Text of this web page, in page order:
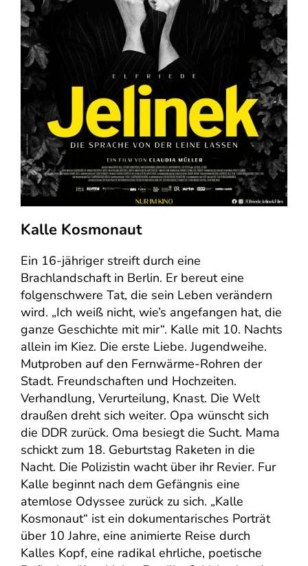
Kalle Kosmonaut
Ein 16-jähriger streift durch eine
Brachlandschaft in Berlin. Er bereut eine
folgenschwere Tat, die sein Leben verändern
wird. „Ich weiß nicht, wie’s angefangen hat, die
ganze Geschichte mit mir“. Kalle mit 10. Nachts
allein im Kiez. Die erste Liebe. Jugendweihe.
Mutproben auf den Fernwärme-Rohren der
Stadt. Freundschaften und Hochzeiten.
Verhandlung, Verurteilung, Knast. Die Welt
draußen dreht sich weiter. Opa wünscht sich
die DDR zurück. Oma besiegt die Sucht. Mama
schickt zum 18. Geburtstag Raketen in die
Nacht. Die Polizistin wacht über ihr Revier. Fur
Kalle beginnt nach dem Gefängnis eine
atemlose Odyssee zurück zu sich. „Kalle
Kosmonaut“ ist ein dokumentarisches Porträt
über 10 Jahre, eine animierte Reise durch
Kalles Kopf, eine radikal ehrliche, poetische